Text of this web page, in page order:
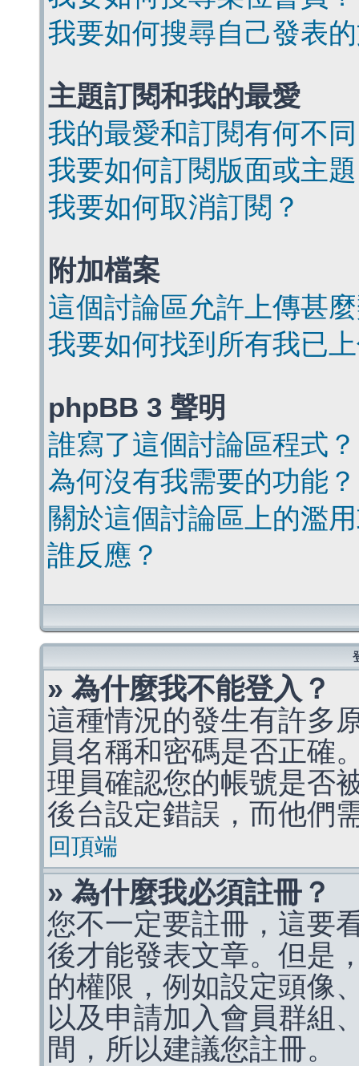
我要如何搜尋自己發表
主題訂閱和我的最愛
我的最愛和訂閱有何不
我要如何訂閱版面或主
我要如何取消訂閱？
附加檔案
這個討論區允許上傳甚
我要如何找到所有我已
phpBB 3 聲明
誰寫了這個討論區程式？
為何沒有我需要的功能？
關於這個討論區上的濫
誰反應？
» 為什麼我不能登入？
這種情況的發生有許多
員名稱和密碼是否正確
理員確認您的帳號是否
後台設定錯誤，而他們
回頂端
» 為什麼我必須註冊？
您不一定要註冊，這要
後才能發表文章。但是
的權限，例如設定頭像
以及申請加入會員群組
間，所以建議您註冊。